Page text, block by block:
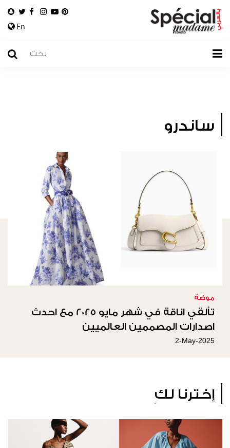
En
ساندرو
موضة
تألقي اناقة في شهر مايو 2025 مع احدث
اصدارات المصممين العالميين
2-May-2025
إخترنا لكِ